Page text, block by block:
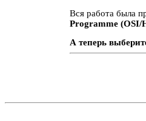
Вся работа была
Programme (OSI/
А теперь